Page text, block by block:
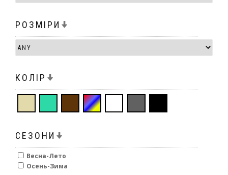
РОЗМІРИ
КОЛІР
СЕЗОНИ
Весна-Лето
Осень-Зима